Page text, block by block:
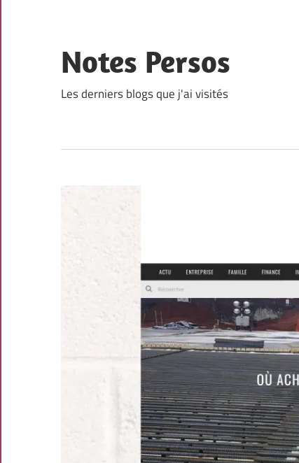
content
Notes Persos
Les derniers blogs que j'ai visités